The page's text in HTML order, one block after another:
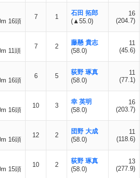
16頭
7 1
石田 拓郎
(▲55.0)
16
(204.7)
11頭
7 2
藤懸 貴志
(58.0)
11
(45.6)
16頭
6 5
荻野 琢真
(58.0)
11
(77.1)
16頭
10 3
幸 英明
(58.0)
16
(203.7)
16頭
12 2
団野 大成
(58.0)
11
(118.6)
15頭
10 2
荻野 琢真
(58.0)
13
(277.9)